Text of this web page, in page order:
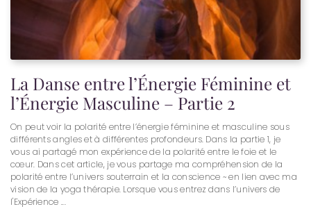
La Danse entre l’Énergie Féminine et
l’Énergie Masculine – Partie 2
On peut voir la polarité entre l’énergie féminine et masculine sous
différents angles et à différentes profondeurs. Dans la partie 1, je
vous ai partagé mon expérience de la polarité entre le foie et le
cœur. Dans cet article, je vous partage ma compréhension de la
polarité entre l’univers souterrain et la conscience ~ en lien avec ma
vision de la yoga thérapie. Lorsque vous entrez dans l’univers de
l'Expérience ...